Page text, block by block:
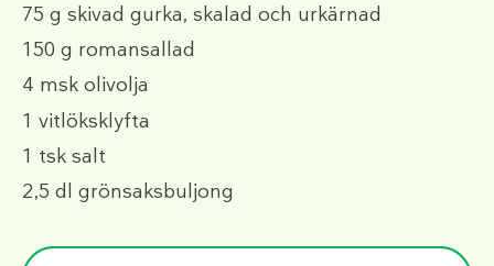
75 g skivad gurka, skalad och urkärnad
150 g romansallad
4 msk olivolja
1 vitlöksklyfta
1 tsk salt
2,5 dl grönsaksbuljong